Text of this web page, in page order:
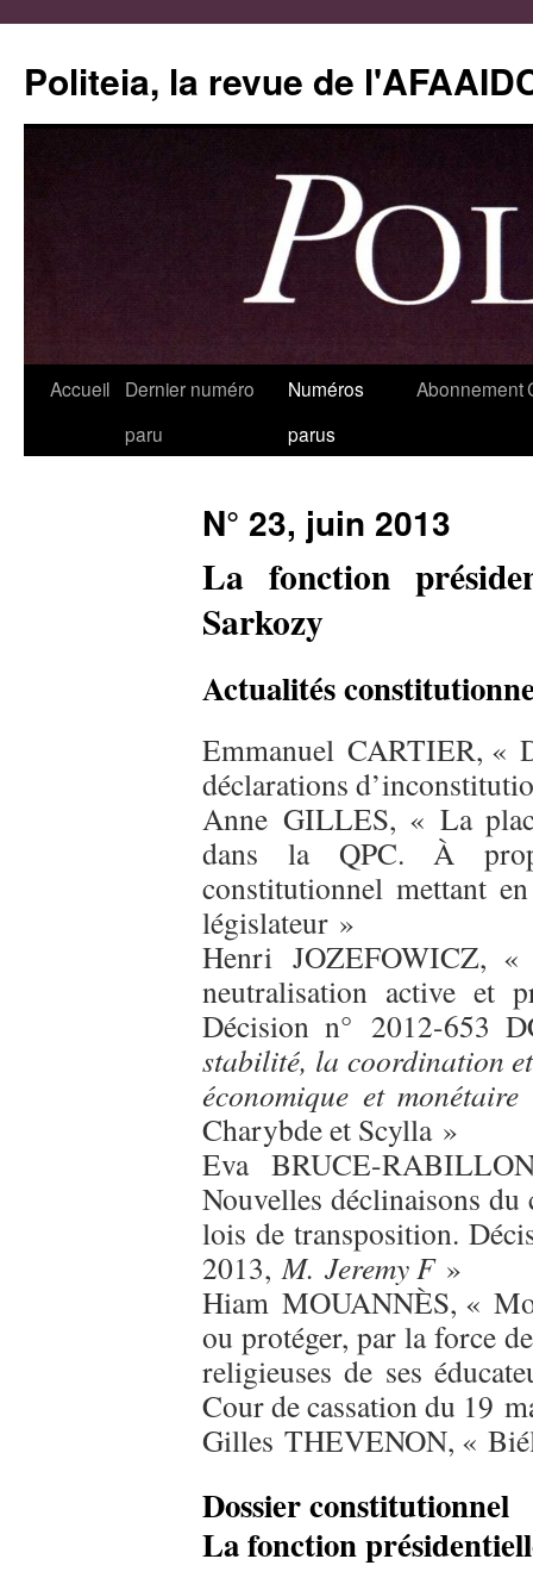
contenu
Politeia, la revue de
Accueil
Dernier numéro
paru
Numéros
parus
Abonnement
N° 23, juin 2013
La fonction
Sarkozy
Actualités
Emmanuel CARTIER, «
déclarations
Anne GILLES, « La
dans la QPC. À
constitutionnel mettant
législateur »
Henri JOZEFOWICZ, «
neutralisation active et
Décision n° 2012-653
stabilité, la coordination
économique et monétaire
Charybde et Scylla »
Eva BRUCE-
Nouvelles déclinaisons
lois de transposition.
2013,M. Jeremy F»
Hiam MOUANNÈS, «
ou protéger, par la force
religieuses de ses
Cour de cassation du 19
Gilles THEVENON, «
Dossier constitutionnel
La fonction